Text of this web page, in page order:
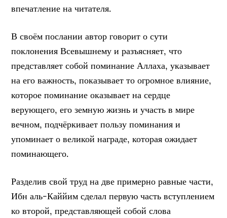
впечатление на читателя.
В своём послании автор говорит о сути
поклонения Всевышнему и разъясняет, что
представляет собой поминание Аллаха, указывает
на его важность, показывает то огромное влияние,
которое поминание оказывает на сердце
верующего, его земную жизнь и участь в мире
вечном, подчёркивает пользу поминания и
упоминает о великой награде, которая ожидает
поминающего.
Разделив свой труд на две примерно равные части,
Ибн аль-Каййим сделал первую часть вступлением
ко второй, представляющей собой слова